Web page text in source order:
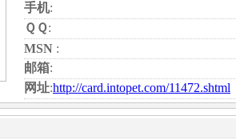
手机:
ＱＱ:
MSN :
邮箱:
网址:http://card.intopet.com/11472.shtml